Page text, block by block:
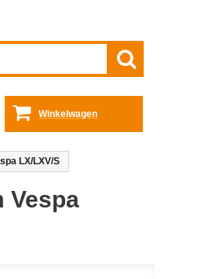
Winkelwagen
LX/LXV/S
Vespa